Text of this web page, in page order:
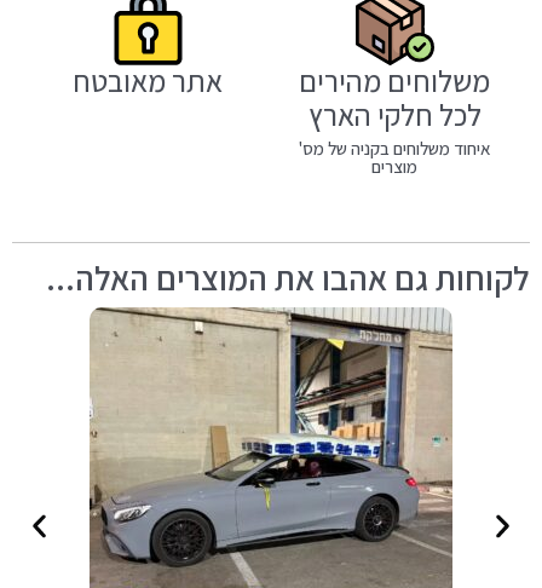
משלוחים מהירים
לכל חלקי הארץ
איחוד משלוחים בקניה של מס'
מוצרים
אתר מאובטח
לקוחות גם אהבו את המוצרים האלה...